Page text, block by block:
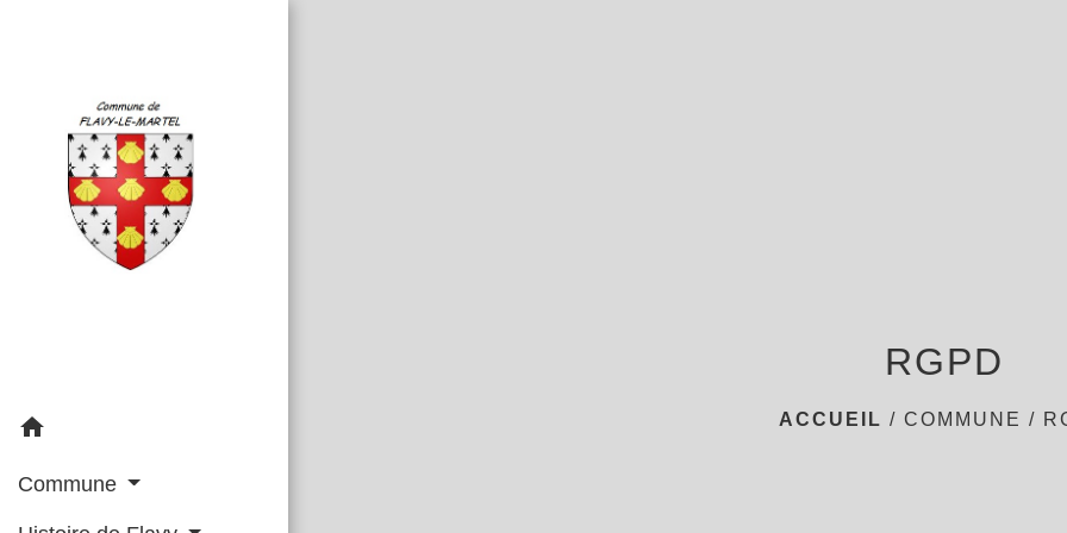
home
Commune
RGPD
ACCUEIL /COMMUNE /